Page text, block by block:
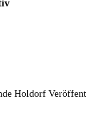
Holdorf